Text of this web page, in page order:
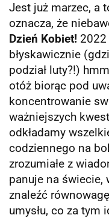
Jest już marzec, a
oznacza, że
Dzień Kobiet!
błyskawicznie
podział luty?!)
otóż biorąc pod
koncentrowanie
ważniejszych
odkładamy
codziennego na
zrozumiałe z
panuje na świecie,
znaleźć
umysłu, co za tym